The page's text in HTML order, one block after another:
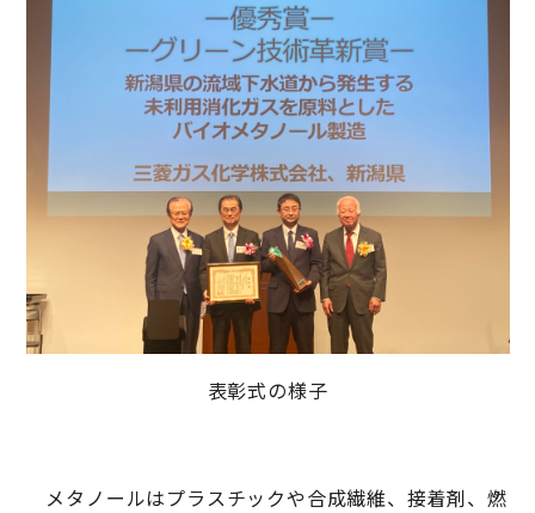
表彰式の様子
メタノールはプラスチックや合成繊維、接着剤、燃